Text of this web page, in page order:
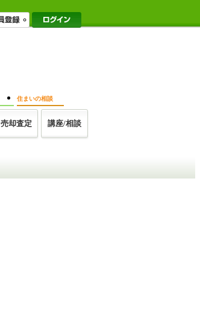
売却査定
住まいの相談
講座/相談